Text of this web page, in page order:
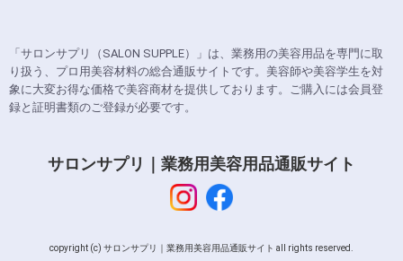
「サロンサプリ（SALON SUPPLE）」は、業務用の美容用品を専門に取
り扱う、プロ用美容材料の総合通販サイトです。美容師や美容学生を対
象に大変お得な価格で美容商材を提供しております。ご購入には会員登
録と証明書類のご登録が必要です。
サロンサプリ｜業務用美容用品通販サイト
copyright (c) サロンサプリ｜業務用美容用品通販サイト all rights reserved.